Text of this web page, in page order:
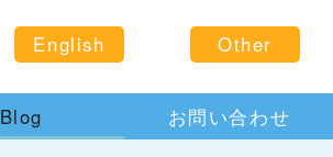
English Other
Blog お問い合わせ